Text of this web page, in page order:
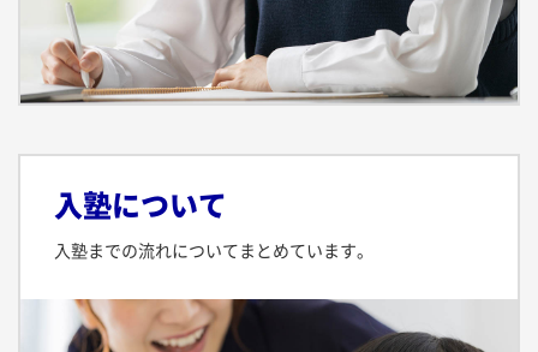
入塾について
入塾までの流れについてまとめています。